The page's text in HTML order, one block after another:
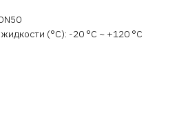
(°C): -20 °С ~ +120 °С